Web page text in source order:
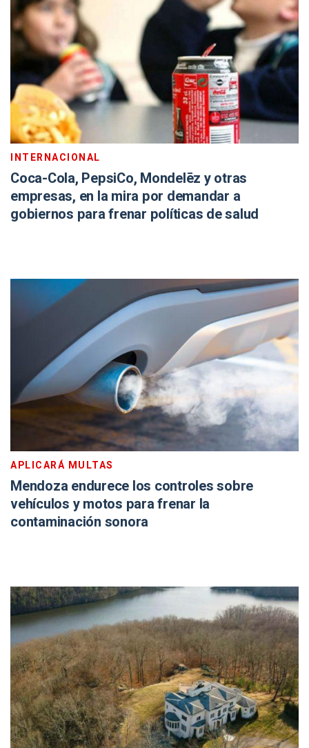
INTERNACIONAL
Coca-Cola, PepsiCo, Mondelēz y otras
empresas, en la mira por demandar a
gobiernos para frenar políticas de salud
APLICARÁ MULTAS
Mendoza endurece los controles sobre
vehículos y motos para frenar la
contaminación sonora